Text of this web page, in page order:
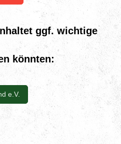
ggf. wichtige
könnten:
e.V.